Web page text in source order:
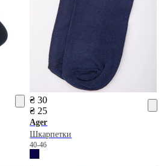
₴ 30
₴ 25
Ager
Шкарпетки
40-46